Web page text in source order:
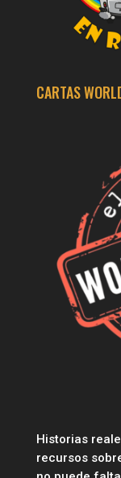
CARTAS
Historias
recursos